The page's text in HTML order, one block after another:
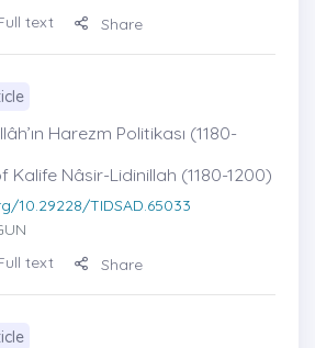
text Share
Harezm Politikası (1180-
Kalife Nâsir-Lidinillah (1180-1200)
10.29228/TIDSAD.65033
text Share